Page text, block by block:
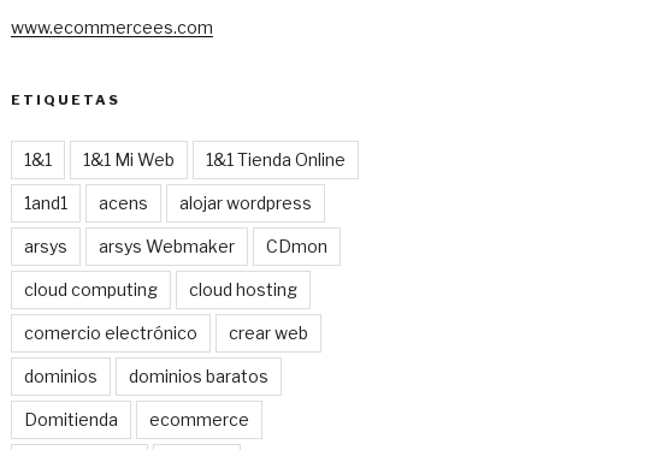
www.ecommercees.com
ETIQUETAS
1&1 1&1 Mi Web 1&1 Tienda Online
1and1 acens alojar wordpress
arsys arsys Webmaker CDmon
cloud computing cloud hosting
comercio electrónico crear web
dominios dominios baratos
Domitienda ecommerce